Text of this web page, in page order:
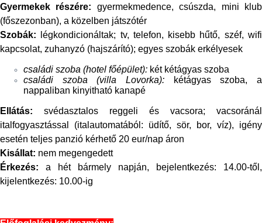
Gyermekek részére: gyermekmedence, csúszda, mini klub
(főszezonban), a közelben játszótér
Szobák:
légkondicionáltak; tv, telefon, kisebb hűtő, széf, wifi
kapcsolat, zuhanyzó (hajszárító); egyes szobák erkélyesek
családi szoba (hotel főépület): két kétágyas szoba
családi szoba (villa Lovorka): kétágyas szoba, a
nappaliban kinyitható kanapé
Ellátás: svédasztalos reggeli és vacsora; vacsoránál
italfogyasztással (italautomatából: üdítő, sör, bor, víz), igény
esetén teljes panzió kérhető 20 eur/nap áron
Kisállat: nem megengedett
Érkezés: a hét bármely napján, bejelentkezés: 14.00-től,
kijelentkezés: 10.00-ig